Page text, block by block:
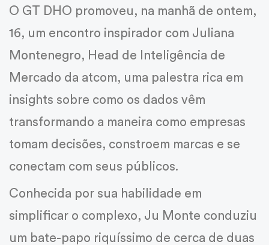
O GT DHO promoveu, na manhã de ontem,
16, um encontro inspirador com Juliana
Montenegro, Head de Inteligência de
Mercado da atcom, uma palestra rica em
insights sobre como os dados vêm
transformando a maneira como empresas
tomam decisões, constroem marcas e se
conectam com seus públicos.
Conhecida por sua habilidade em
simplificar o complexo, Ju Monte conduziu
um bate-papo riquíssimo de cerca de duas